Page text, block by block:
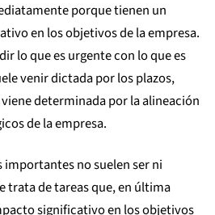
porque tienen un
en los objetivos de la empresa.
lo que es urgente con lo que es
venir dictada por los plazos,
determinada por la alineación
de la empresa.
importantes no suelen ser ni
trata de tareas que, en última
significativo en los objetivos